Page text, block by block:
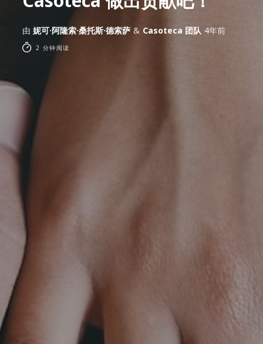
由 妮可·阿隆索·桑托斯·德索萨 & Casoteca 团队 4年前
2 分钟阅读